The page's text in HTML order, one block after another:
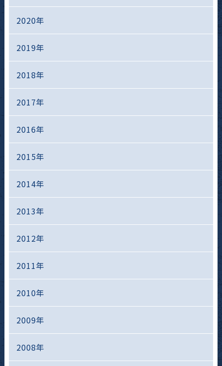
2020年
2019年
2018年
2017年
2016年
2015年
2014年
2013年
2012年
2011年
2010年
2009年
2008年